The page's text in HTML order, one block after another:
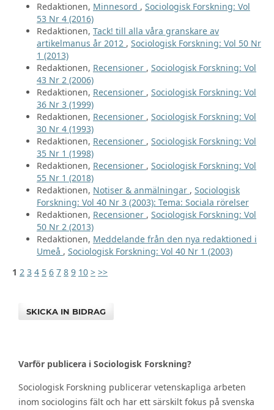
Redaktionen, Minnesord , Sociologisk Forskning: Vol
53 Nr 4 (2016)
Redaktionen, Tack! till alla våra granskare av
artikelmanus år 2012 , Sociologisk Forskning: Vol 50 Nr
1 (2013)
Redaktionen, Recensioner , Sociologisk Forskning: Vol
43 Nr 2 (2006)
Redaktionen, Recensioner , Sociologisk Forskning: Vol
36 Nr 3 (1999)
Redaktionen, Recensioner , Sociologisk Forskning: Vol
30 Nr 4 (1993)
Redaktionen, Recensioner , Sociologisk Forskning: Vol
35 Nr 1 (1998)
Redaktionen, Recensioner , Sociologisk Forskning: Vol
55 Nr 1 (2018)
Redaktionen, Notiser & anmälningar , Sociologisk
Forskning: Vol 40 Nr 3 (2003): Tema: Sociala rörelser
Redaktionen, Recensioner , Sociologisk Forskning: Vol
50 Nr 2 (2013)
Redaktionen, Meddelande från den nya redaktioned i
Umeå , Sociologisk Forskning: Vol 40 Nr 1 (2003)
1 2 3 4 5 6 7 8 9 10 > >>
SKICKA IN BIDRAG
Varför publicera i Sociologisk Forskning?
Sociologisk Forskning publicerar vetenskapliga arbeten
inom sociologins fält och har ett särskilt fokus på svenska